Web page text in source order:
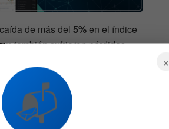
de más del 5%en el índice
también sufrieron pérdidas
una entrevista con
×
📬